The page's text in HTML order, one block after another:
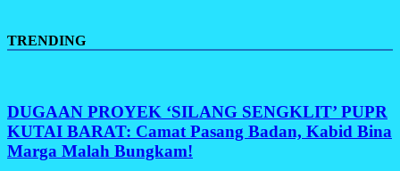
TRENDING
DUGAAN PROYEK ‘SILANG SENGKLIT’ PUPR
KUTAI BARAT: Camat Pasang Badan, Kabid Bina
Marga Malah Bungkam!